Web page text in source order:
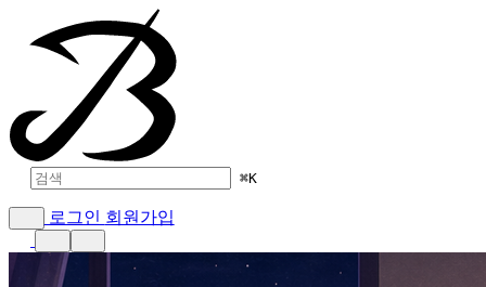
⌘K
로그인 회원가입